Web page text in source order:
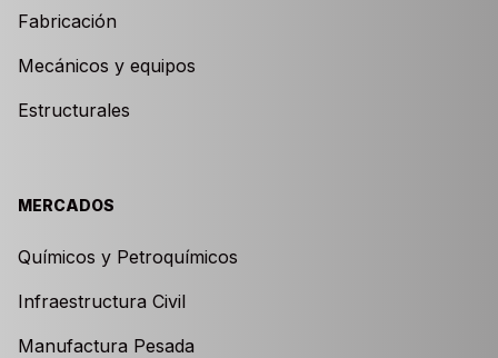
Fabricación
Mecánicos y equipos
Estructurales
MERCADOS
Químicos y Petroquímicos
Infraestructura Civil
Manufactura Pesada